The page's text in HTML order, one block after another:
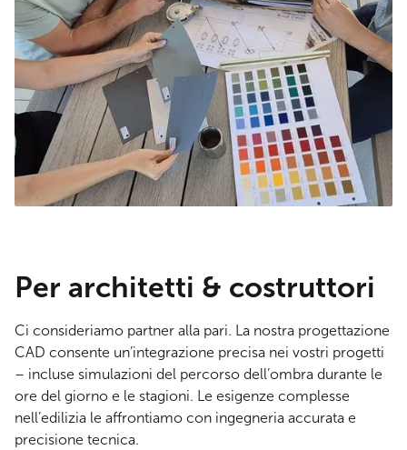
Per architetti & costruttori
Ci consideriamo partner alla pari. La nostra progettazione
CAD consente un’integrazione precisa nei vostri progetti
– incluse simulazioni del percorso dell’ombra durante le
ore del giorno e le stagioni. Le esigenze complesse
nell’edilizia le affrontiamo con ingegneria accurata e
precisione tecnica.